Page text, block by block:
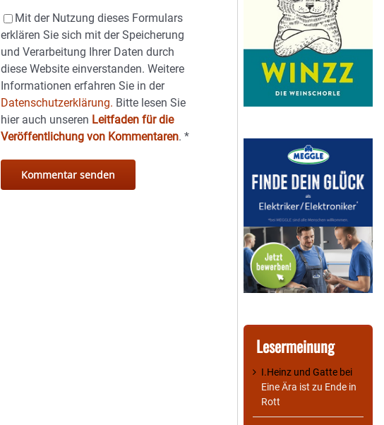
Mit der Nutzung dieses Formulars
erklären Sie sich mit der Speicherung
und Verarbeitung Ihrer Daten durch
diese Website einverstanden. Weitere
Informationen erfahren Sie in der
Datenschutzerklärung. Bitte lesen Sie
hier auch unseren Leitfaden für die
Veröffentlichung von Kommentaren.*
Lesermeinung
I.Heinz und Gatte bei
Eine Ära ist zu Ende in
Rott